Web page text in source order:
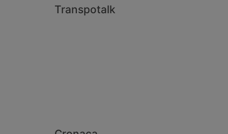
Transpotalk